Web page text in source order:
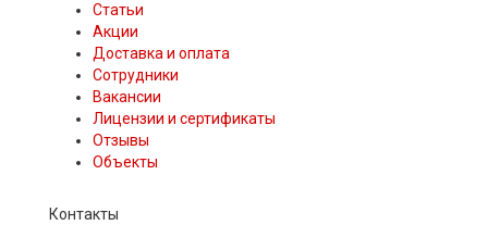
Статьи
Акции
Доставка и оплата
Сотрудники
Вакансии
Лицензии и сертификаты
Отзывы
Объекты
Контакты